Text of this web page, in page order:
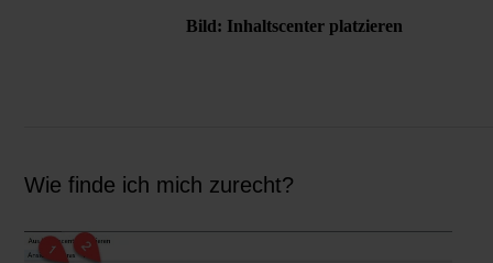
Bild: Inhaltscenter platzieren
Wie finde ich mich zurecht?